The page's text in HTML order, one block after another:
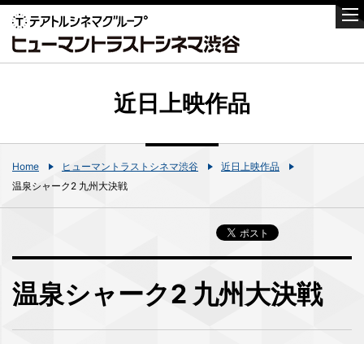
近日上映作品
Home ヒューマントラストシネマ渋谷
近日上映作品
温泉シャーク2 九州大決戦
温泉シャーク2 九州大決戦